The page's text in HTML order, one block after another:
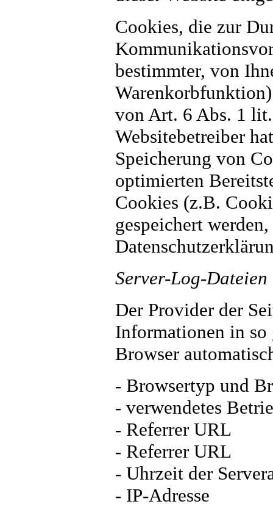
Cookies, die zur
bestimmter, von
von Art. 6 Abs. 1
Websitebetreiber
Speicherung von
optimierten
Cookies (z.B.
gespeichert
Server-Log-Dateien
Der Provider der
Informationen in so
Browser
- Browsertyp und
- verwendetes
- Referrer URL
- Referrer URL
- Uhrzeit der
- IP-Adresse